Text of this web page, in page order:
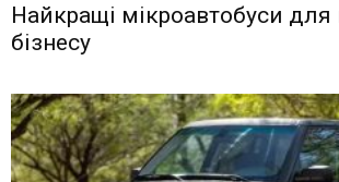
Найкращі мікроавтобуси
бізнесу